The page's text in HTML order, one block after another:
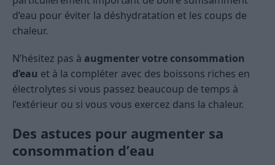
d’eau pour éviter la déshydratation et les coups de
chaleur.
N’hésitez pas à augmenter votre consommation
d’eau et à la compléter avec des boissons riches en
électrolytes si vous passez beaucoup de temps à
l’extérieur ou si vous vous exercez dans la chaleur.
Des astuces pour augmenter sa
consommation d’eau